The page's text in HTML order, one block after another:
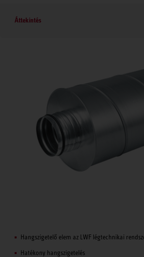
Áttekintés
Hangszigetelő elem az LWF légtechnikai
Hatékony hangszigetelés